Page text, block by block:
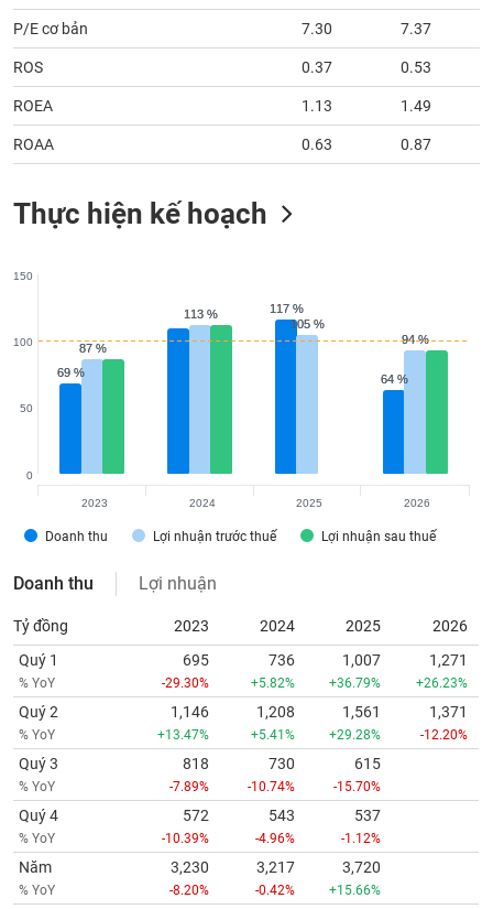
P/E cơ bản 7.30 7.37
ROS 0.37 0.53
ROEA 1.13 1.49
ROAA 0.63 0.87
Thực hiện kế hoạch
69 %
69 %
117 %
117 %
64 %
64 %
87 %
87 %
113 %
113 %
105 %
105 %
94 %
94 %
Doanh thu Lợi nhuận trước thuế Lợi nhuận sau thuế
0
50
100
150
2023 2024 2025 2026
Doanh thu Lợi nhuận
Tỷ đồng 2023 2024 2025
2026
Quý 1
% YoY
695
-29.30%
736
+5.82%
1,007
+36.79%
1,271
+26.23%
Quý 2
% YoY
1,146
+13.47%
1,208
+5.41%
1,561
+29.28%
1,371
-12.20%
Quý 3
% YoY
818
-7.89%
730
-10.74%
615
-15.70%
Quý 4
% YoY
572
-10.39%
543
-4.96%
537
-1.12%
Năm
% YoY
3,230
-8.20%
3,217
-0.42%
3,720
+15.66%